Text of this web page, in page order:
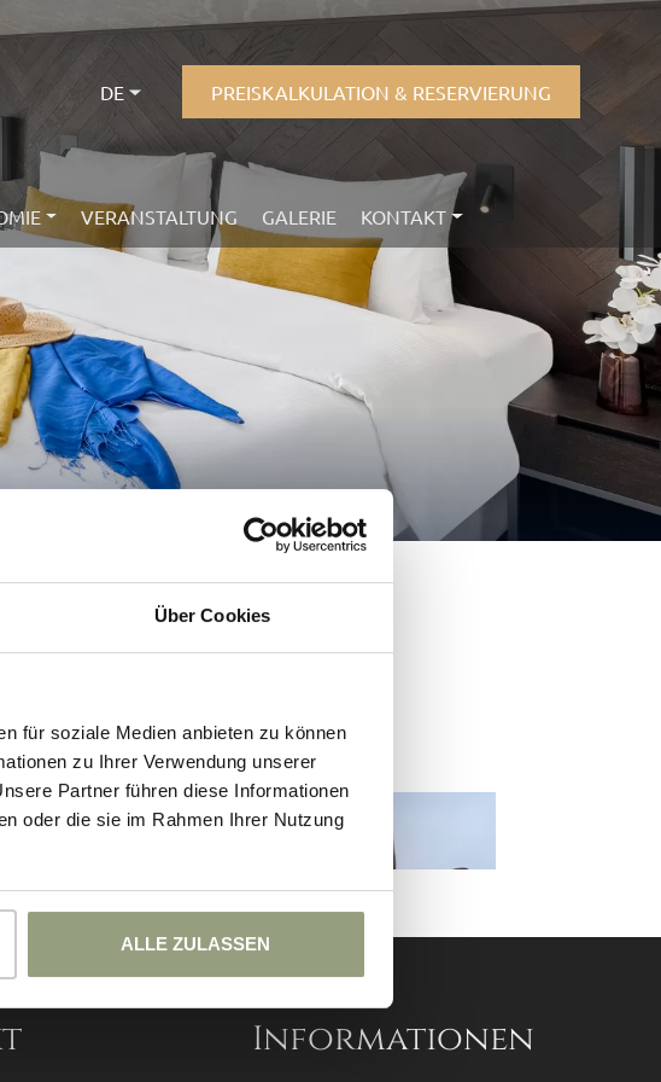
Über Cookies
für soziale Medien anbieten zu können
zu Ihrer Verwendung unserer
Partner führen diese Informationen
oder die sie im Rahmen Ihrer Nutzung
ALLE ZULASSEN
DE PREISKALKULATION & RESERVIERUNG
VERANSTALTUNG GALERIE KONTAKT
Informationen